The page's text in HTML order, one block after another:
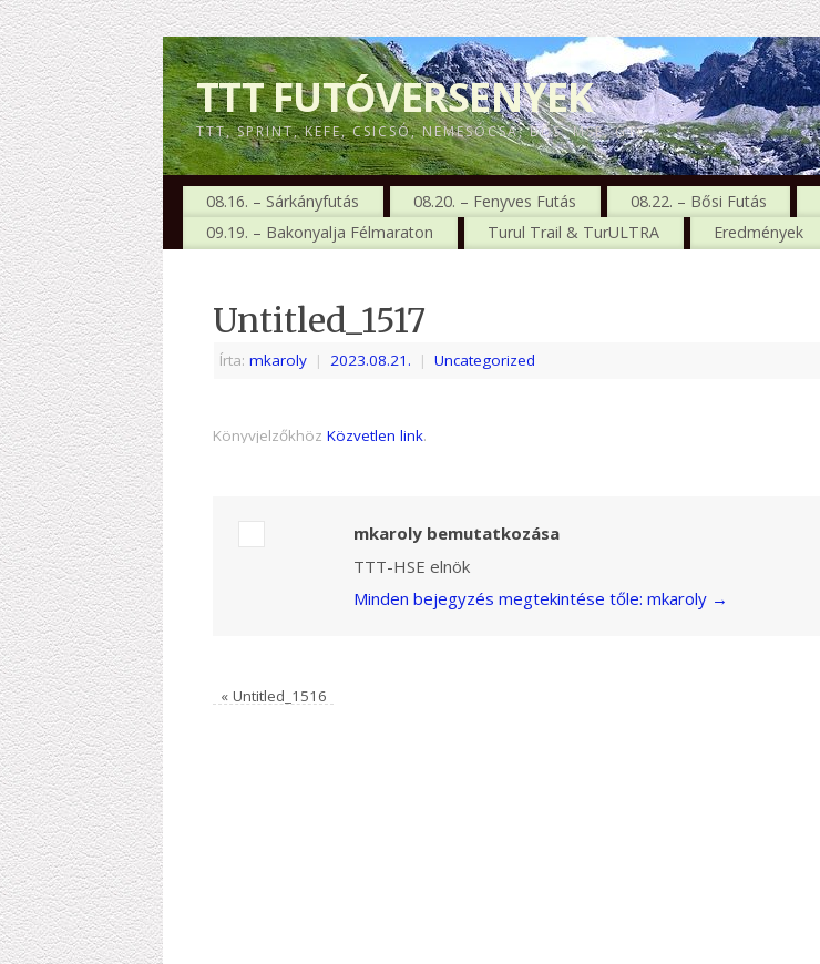
TTT FUTÓVERSENYEK
TTT, SPRINT, KEFE, CSICSÓ, NEMESÓCSA, BŐS, MSE, GTC
08.16. – Sárkányfutás 08.20. – Fenyves Futás 08.22. – Bősi Futás
09.19. – Bakonyalja Félmaraton
Turul Trail & TurULTRA Eredmények
Untitled_1517
Írta: mkaroly | 2023.08.21. | Uncategorized
Könyvjelzőkhöz Közvetlen link.
mkaroly bemutatkozása
TTT-HSE elnök
Minden bejegyzés megtekintése tőle: mkaroly →
«Untitled_1516